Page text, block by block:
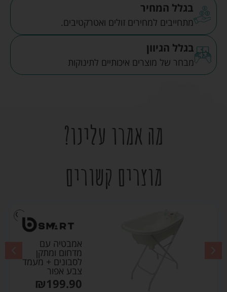
בגלל המחיר
מתחייבים למחירים זולים ואטרקטיבים.
בגלל הגיוון
מבחר של מוצרים איכותיים לתינוקות
מה אמרו עלינו?
מוצרים קשורים
אמבטיה עם
מדחום ומתקן
לסבונים + מעמד
צבע אפור
₪199.90